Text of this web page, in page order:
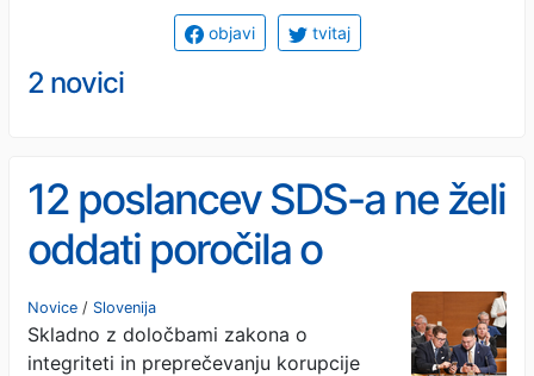
objavi tvitaj
2 novici
12 poslancev SDS-a ne želi
oddati poročila o
premoženjskem stanju
KPK-ju
Novice / Slovenija
Skladno z določbami zakona o
integriteti in preprečevanju korupcije